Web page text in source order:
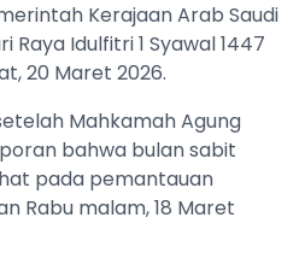
Kerajaan Arab Saudi
Idulfitri 1 Syawal 1447
20 Maret 2026.
Mahkamah Agung
bahwa bulan sabit
pada pemantauan
Rabu malam, 18 Maret